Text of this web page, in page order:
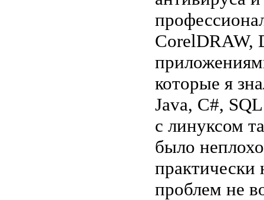
CorelDRAW,
которые я
Java, С#,
с линуксом
было
практически
проблем не